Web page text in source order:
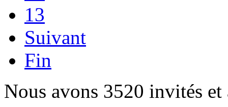
13
Suivant
Fin
Nous avons 3520 invités